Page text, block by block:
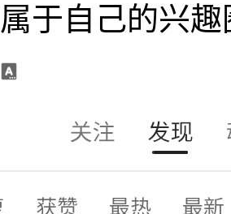
于自己的兴趣